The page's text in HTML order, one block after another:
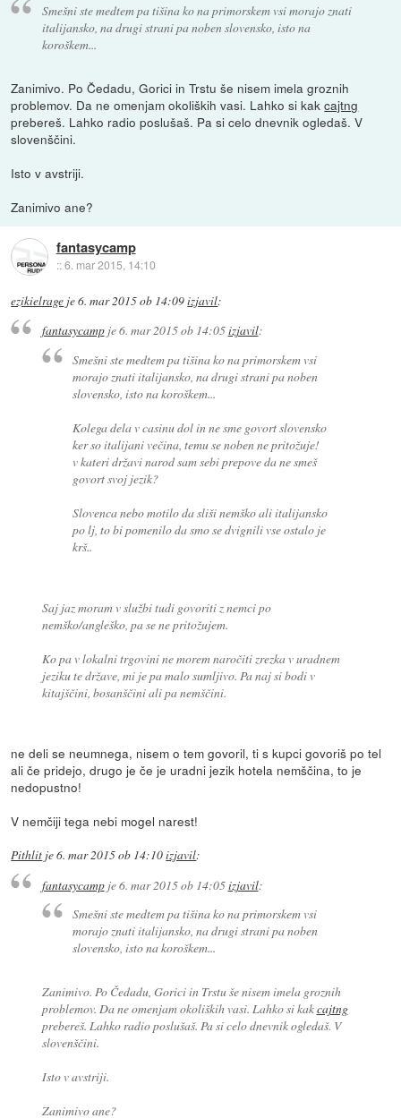
Smešni ste medtem pa tišina ko na primorskem vsi morajo znati
italijansko, na drugi strani pa noben slovensko, isto na
koroškem...
Zanimivo. Po Čedadu, Gorici in Trstu še nisem imela groznih
problemov. Da ne omenjam okoliških vasi. Lahko si kakcajtng
prebereš. Lahko radio poslušaš. Pa si celo dnevnik ogledaš. V
slovenščini.
Isto v avstriji.
Zanimivo ane?
fantasycamp
::6. mar 2015, 14:10
ezikielrage je6. mar 2015 ob 14:09izjavil:
fantasycampje6. mar 2015 ob 14:05izjavil:
Smešni ste medtem pa tišina ko na primorskem vsi
morajo znati italijansko, na drugi strani pa noben
slovensko, isto na koroškem...
Kolega dela v casinu dol in ne sme govort slovensko
ker so italijani večina, temu se noben ne pritožuje!
v kateri državi narod sam sebi prepove da ne smeš
govort svoj jezik?
Slovenca nebo motilo da sliši nemško ali italijansko
po lj, to bi pomenilo da smo se dvignili vse ostalo je
krš..
Saj jaz moram v službi tudi govoriti z nemci po
nemško/angleško, pa se ne pritožujem.
Ko pa v lokalni trgovini ne morem naročiti zrezka v uradnem
jeziku te države, mi je pa malo sumljivo. Pa naj si bodi v
kitajščini, bosanščini ali pa nemščini.
ne deli se neumnega, nisem o tem govoril, ti s kupci govoriš po tel
ali če pridejo, drugo je če je uradni jezik hotela nemščina, to je
nedopustno!
V nemčiji tega nebi mogel narest!
Pithlit je6. mar 2015 ob 14:10izjavil:
fantasycampje6. mar 2015 ob 14:05izjavil:
Smešni ste medtem pa tišina ko na primorskem vsi
morajo znati italijansko, na drugi strani pa noben
slovensko, isto na koroškem...
Zanimivo. Po Čedadu, Gorici in Trstu še nisem imela groznih
problemov. Da ne omenjam okoliških vasi. Lahko si kakcajtng
prebereš. Lahko radio poslušaš. Pa si celo dnevnik ogledaš. V
slovenščini.
Isto v avstriji.
Zanimivo ane?